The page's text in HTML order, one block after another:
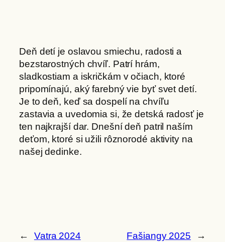
Deň detí je oslavou smiechu, radosti a
bezstarostných chvíľ. Patrí hrám,
sladkostiam a iskričkám v očiach, ktoré
pripomínajú, aký farebný vie byť svet detí.
Je to deň, keď sa dospelí na chvíľu
zastavia a uvedomia si, že detská radosť je
ten najkrajší dar. Dnešní deň patril naším
deťom, ktoré si užili rôznorodé aktivity na
našej dedinke.
← Vatra 2024 Fašiangy 2025 →